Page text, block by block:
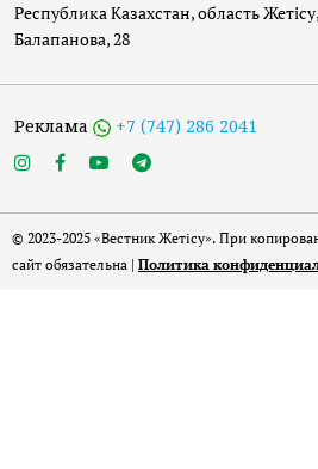
Республика Казахстан, область
Балапанова, 28
Реклама +7 (747) 286 2041
© 2023-2025 «Вестник Жетісу». При
сайт обязательна | Политика